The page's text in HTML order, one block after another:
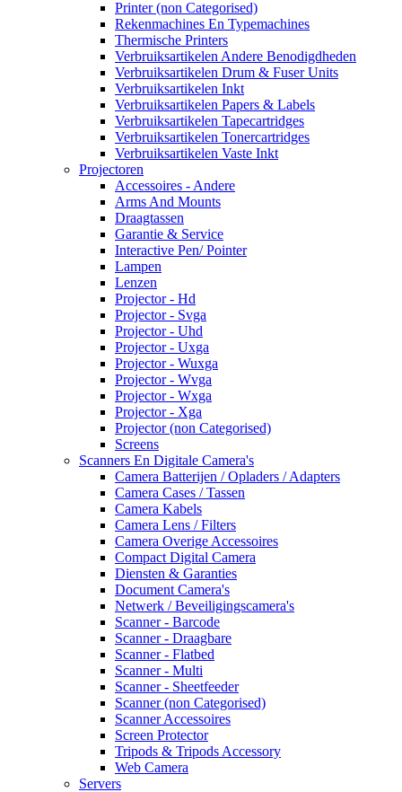
Printer (non Categorised)
Rekenmachines En Typemachines
Thermische Printers
Verbruiksartikelen Andere Benodigdheden
Verbruiksartikelen Drum & Fuser Units
Verbruiksartikelen Inkt
Verbruiksartikelen Papers & Labels
Verbruiksartikelen Tapecartridges
Verbruiksartikelen Tonercartridges
Verbruiksartikelen Vaste Inkt
Projectoren
Accessoires - Andere
Arms And Mounts
Draagtassen
Garantie & Service
Interactive Pen/ Pointer
Lampen
Lenzen
Projector - Hd
Projector - Svga
Projector - Uhd
Projector - Uxga
Projector - Wuxga
Projector - Wvga
Projector - Wxga
Projector - Xga
Projector (non Categorised)
Screens
Scanners En Digitale Camera's
Camera Batterijen / Opladers / Adapters
Camera Cases / Tassen
Camera Kabels
Camera Lens / Filters
Camera Overige Accessoires
Compact Digital Camera
Diensten & Garanties
Document Camera's
Netwerk / Beveiligingscamera's
Scanner - Barcode
Scanner - Draagbare
Scanner - Flatbed
Scanner - Multi
Scanner - Sheetfeeder
Scanner (non Categorised)
Scanner Accessoires
Screen Protector
Tripods & Tripods Accessory
Web Camera
Servers